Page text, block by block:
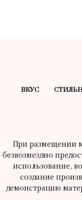
ВКУС
При размещении
безвозмездно
использование,
создание
демонстрацию